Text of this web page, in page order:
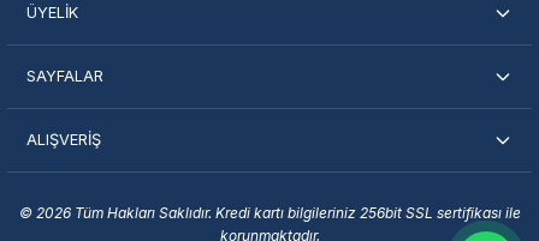
ÜYELİK
SAYFALAR
ALIŞVERİŞ
© 2026 Tüm Hakları Saklıdır. Kredi kartı bilgileriniz 256bit SSL sertifikası ile
korunmaktadır.